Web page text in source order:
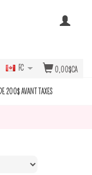
0,00$CA
FC
200$ AVANT TAXES